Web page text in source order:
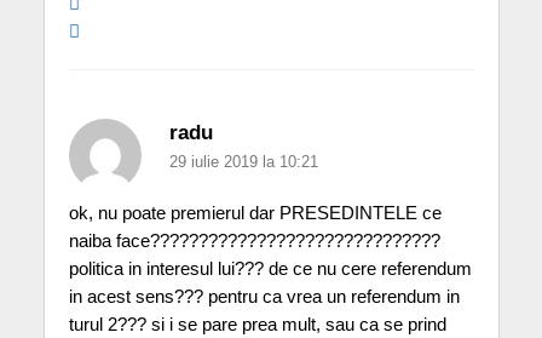
radu
29 iulie 2019 la 10:21
ok, nu poate premierul dar PRESEDINTELE ce
naiba face??????????????????????????????
politica in interesul lui??? de ce nu cere referendum
in acest sens??? pentru ca vrea un referendum in
turul 2??? si i se pare prea mult, sau ca se prind